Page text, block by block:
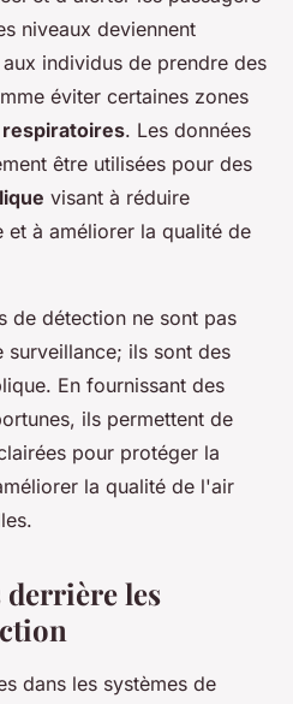
niveaux deviennent
individus de prendre des
éviter certaines zones
respiratoires. Les données
être utilisées pour des
visant à réduire
à améliorer la qualité de
de détection ne sont pas
surveillance; ils sont des
En fournissant des
ils permettent de
pour protéger la
la qualité de l'air
derrière les
dans les systèmes de